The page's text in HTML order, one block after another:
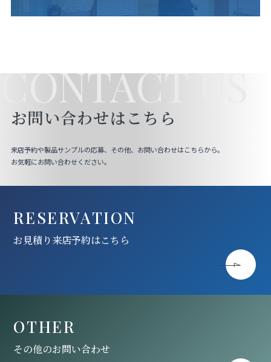
CONTACT US
お問い合わせはこちら
来店予約や製品サンプルの応募、その他、お問い合わせはこちらから。
お気軽にお問い合わせください。
RESERVATION
お見積り来店予約はこちら
OTHER
その他のお問い合わせ